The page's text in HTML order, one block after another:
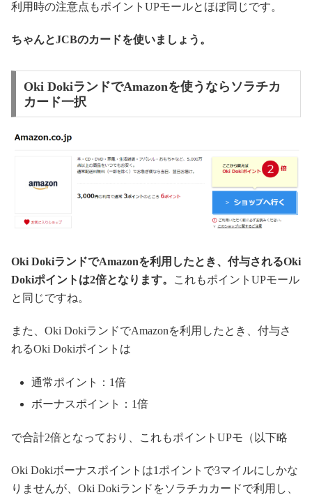
利用時の注意点もポイントUPモールとほぼ同じです。
ちゃんとJCBのカードを使いましょう。
Oki DokiランドでAmazonを使うならソラチカ
カード一択
Oki DokiランドでAmazonを利用したとき、付与されるOki
Dokiポイントは2倍となります。
これもポイントUPモール
と同じですね。
また、Oki DokiランドでAmazonを利用したとき、付与さ
れるOki Dokiポイントは
通常ポイント：1倍
ボーナスポイント：1倍
で合計2倍となっており、これもポイントUPモ（以下略
Oki Dokiボーナスポイントは1ポイントで3マイルにしかな
りませんが、Oki Dokiランドをソラチカカードで利用し、